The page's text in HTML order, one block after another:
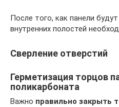
После того, как панели
внутренних полостей
Сверление отверстий
Герметизация торцов
поликарбоната
Важно правильно закрыть